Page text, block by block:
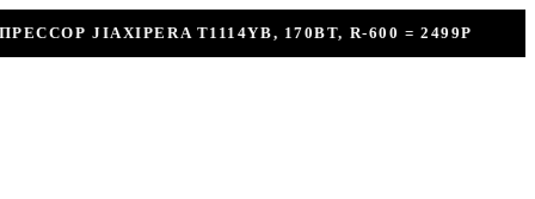
R-600 = 2499Р КОНДИЦИОНЕР +